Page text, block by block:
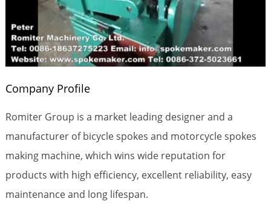
Company Profile
Romiter Group is a market leading designer and a
manufacturer of bicycle spokes and motorcycle spokes
making machine, which wins wide reputation for
products with high efficiency, excellent reliability, easy
maintenance and long lifespan.